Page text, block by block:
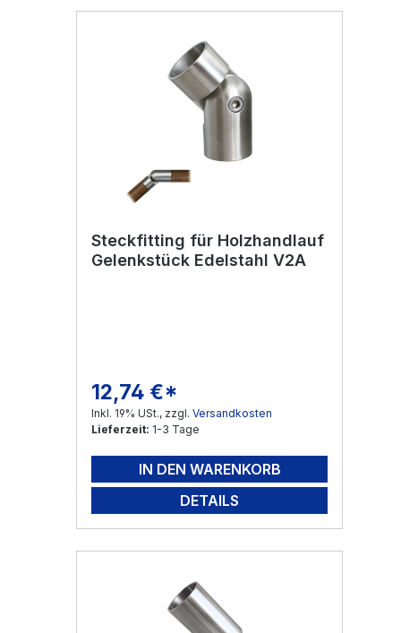
Steckfitting für Holzhandlauf
Gelenkstück Edelstahl V2A
Regulärer Preis:
12,74 €*
Inkl. 19% USt., zzgl. Versandkosten
Lieferzeit: 1-3 Tage
IN DEN WARENKORB
DETAILS